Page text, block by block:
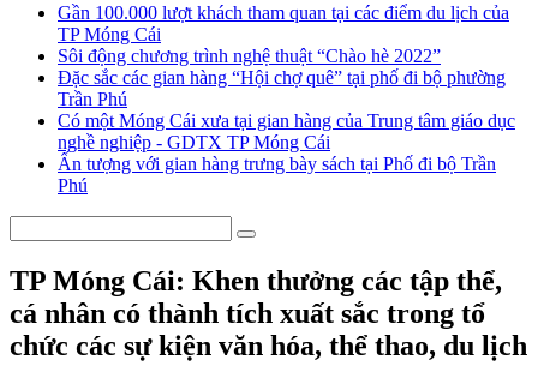
Gần 100.000 lượt khách tham quan tại các điểm du lịch của
TP Móng Cái
Sôi động chương trình nghệ thuật “Chào hè 2022”
Đặc sắc các gian hàng “Hội chợ quê” tại phố đi bộ phường
Trần Phú
Có một Móng Cái xưa tại gian hàng của Trung tâm giáo dục
nghề nghiệp - GDTX TP Móng Cái
Ấn tượng với gian hàng trưng bày sách tại Phố đi bộ Trần
Phú
TP Móng Cái: Khen thưởng các tập thể,
cá nhân có thành tích xuất sắc trong tổ
chức các sự kiện văn hóa, thể thao, du lịch